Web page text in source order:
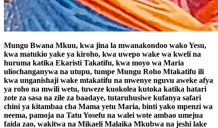
Mungu Bwana Mkuu, kwa jina la mwanakondoo wako Yesu,
kwa matukio yake ya kiroho, kwa uwepo wake wa kweli na
huruma katika Ekaristi Takatifu, kwa moyo wa Maria
uliochanganywa na utupu, tumpe Mungu Roho Mtakatifu ili
kwa unganishaji wake mtakatifu na mwenye nguvu aweke afya
ya roho na mwili wetu, tuweze kuokolea kutoka katika hatari
zote za sasa na zile za baadaye, tutaruhusiwe kufanya safari
chini ya kitambaa cha Mama yetu Maria, binti yako mpenzi wa
neema, pamoja na Tatu Yosefu na walei wote ambao umejua
faida zao, wakitwa na Mikaeli Malaika Mkubwa na jeshi lake